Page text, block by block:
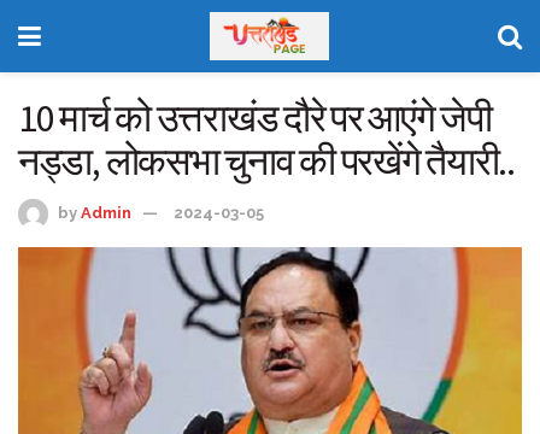
10 मार्च को उत्तराखंड दौरे पर आएंगे जेपी
नड्डा, लोकसभा चुनाव की परखेंगे तैयारी..
by Admin 2024-03-05